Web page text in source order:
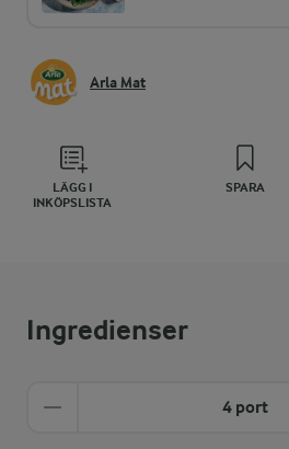
Arla Mat
LÄGG I
INKÖPSLISTA
SPARA
Ingredienser
4 port